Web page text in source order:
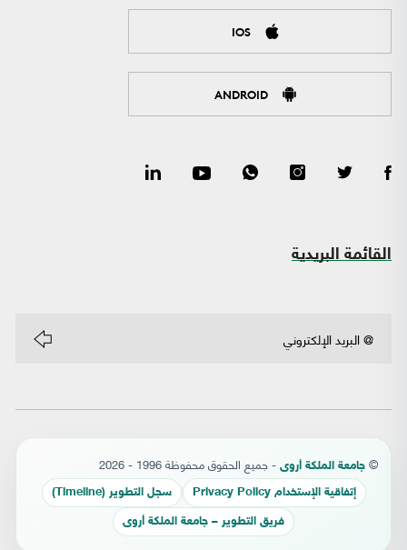
IOS
ANDROID
القائمة البريدية
© جامعة الملكة أروى - جميع الحقوق محفوظة 1996 - 2026
إتفاقية الإستخدام Privacy Policy سجل التطوير (Timeline)
فريق التطوير – جامعة الملكة أروى